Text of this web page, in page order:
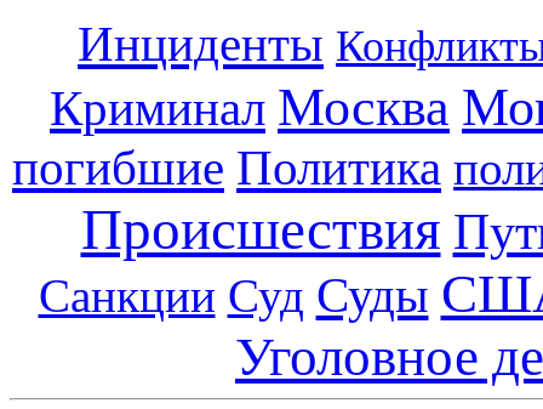
Инциденты
Криминал Москва
погибшие Политика
Происшествия
Санкции Суд Суды
Уголовное